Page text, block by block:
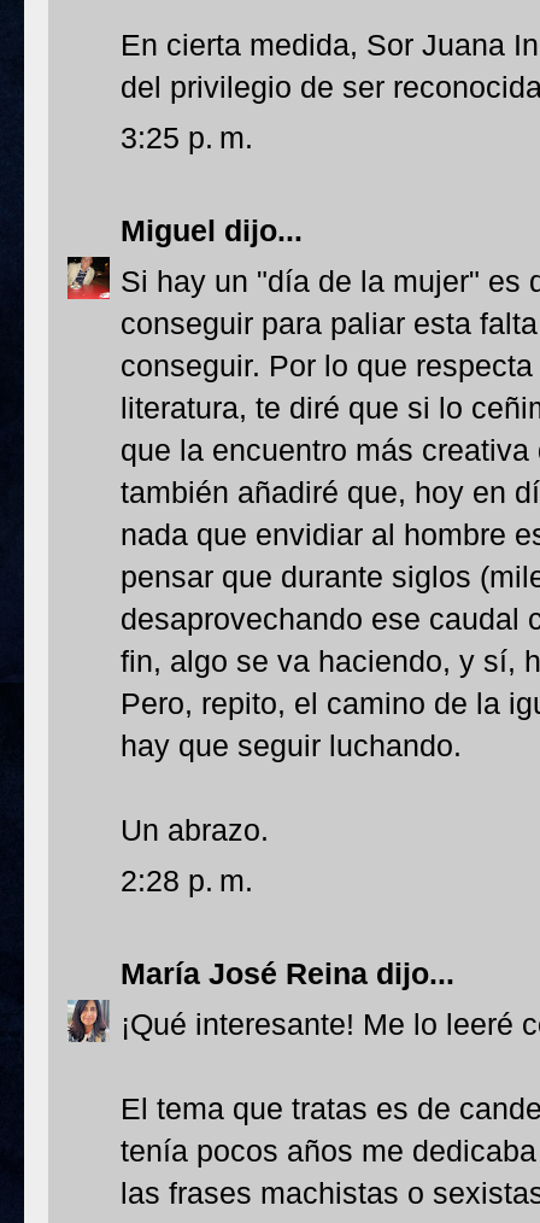
En cierta medida, Sor Juana
del privilegio de ser
3:25 p. m.
Miguel dijo...
Si hay un "día de la mujer" es
conseguir para paliar esta
conseguir. Por lo que
literatura, te diré que si lo
que la encuentro más
también añadiré que, hoy en
nada que envidiar al hombre
pensar que durante siglos
desaprovechando ese caudal
fin, algo se va haciendo, y sí,
Pero, repito, el camino de la
hay que seguir luchando.
Un abrazo.
2:28 p. m.
María José Reina dijo...
¡Qué interesante! Me lo leeré
El tema que tratas es de
tenía pocos años me
las frases machistas o